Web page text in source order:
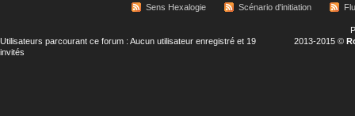
Sens Hexalogie Scénario d'initiation
Utilisateurs parcourant ce forum : Aucun utilisateur enregistré et 19
invités
2013-2015 ©